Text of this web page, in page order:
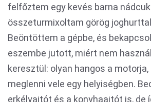
felfőztem egy kevés barna
összeturmixoltam görög
Beöntöttem a gépbe, és
eszembe jutott, miért nem
keresztül: olyan hangos a
meglenni vele egy helyiségben.
erkélyajtót és a konyhaajtót is, de